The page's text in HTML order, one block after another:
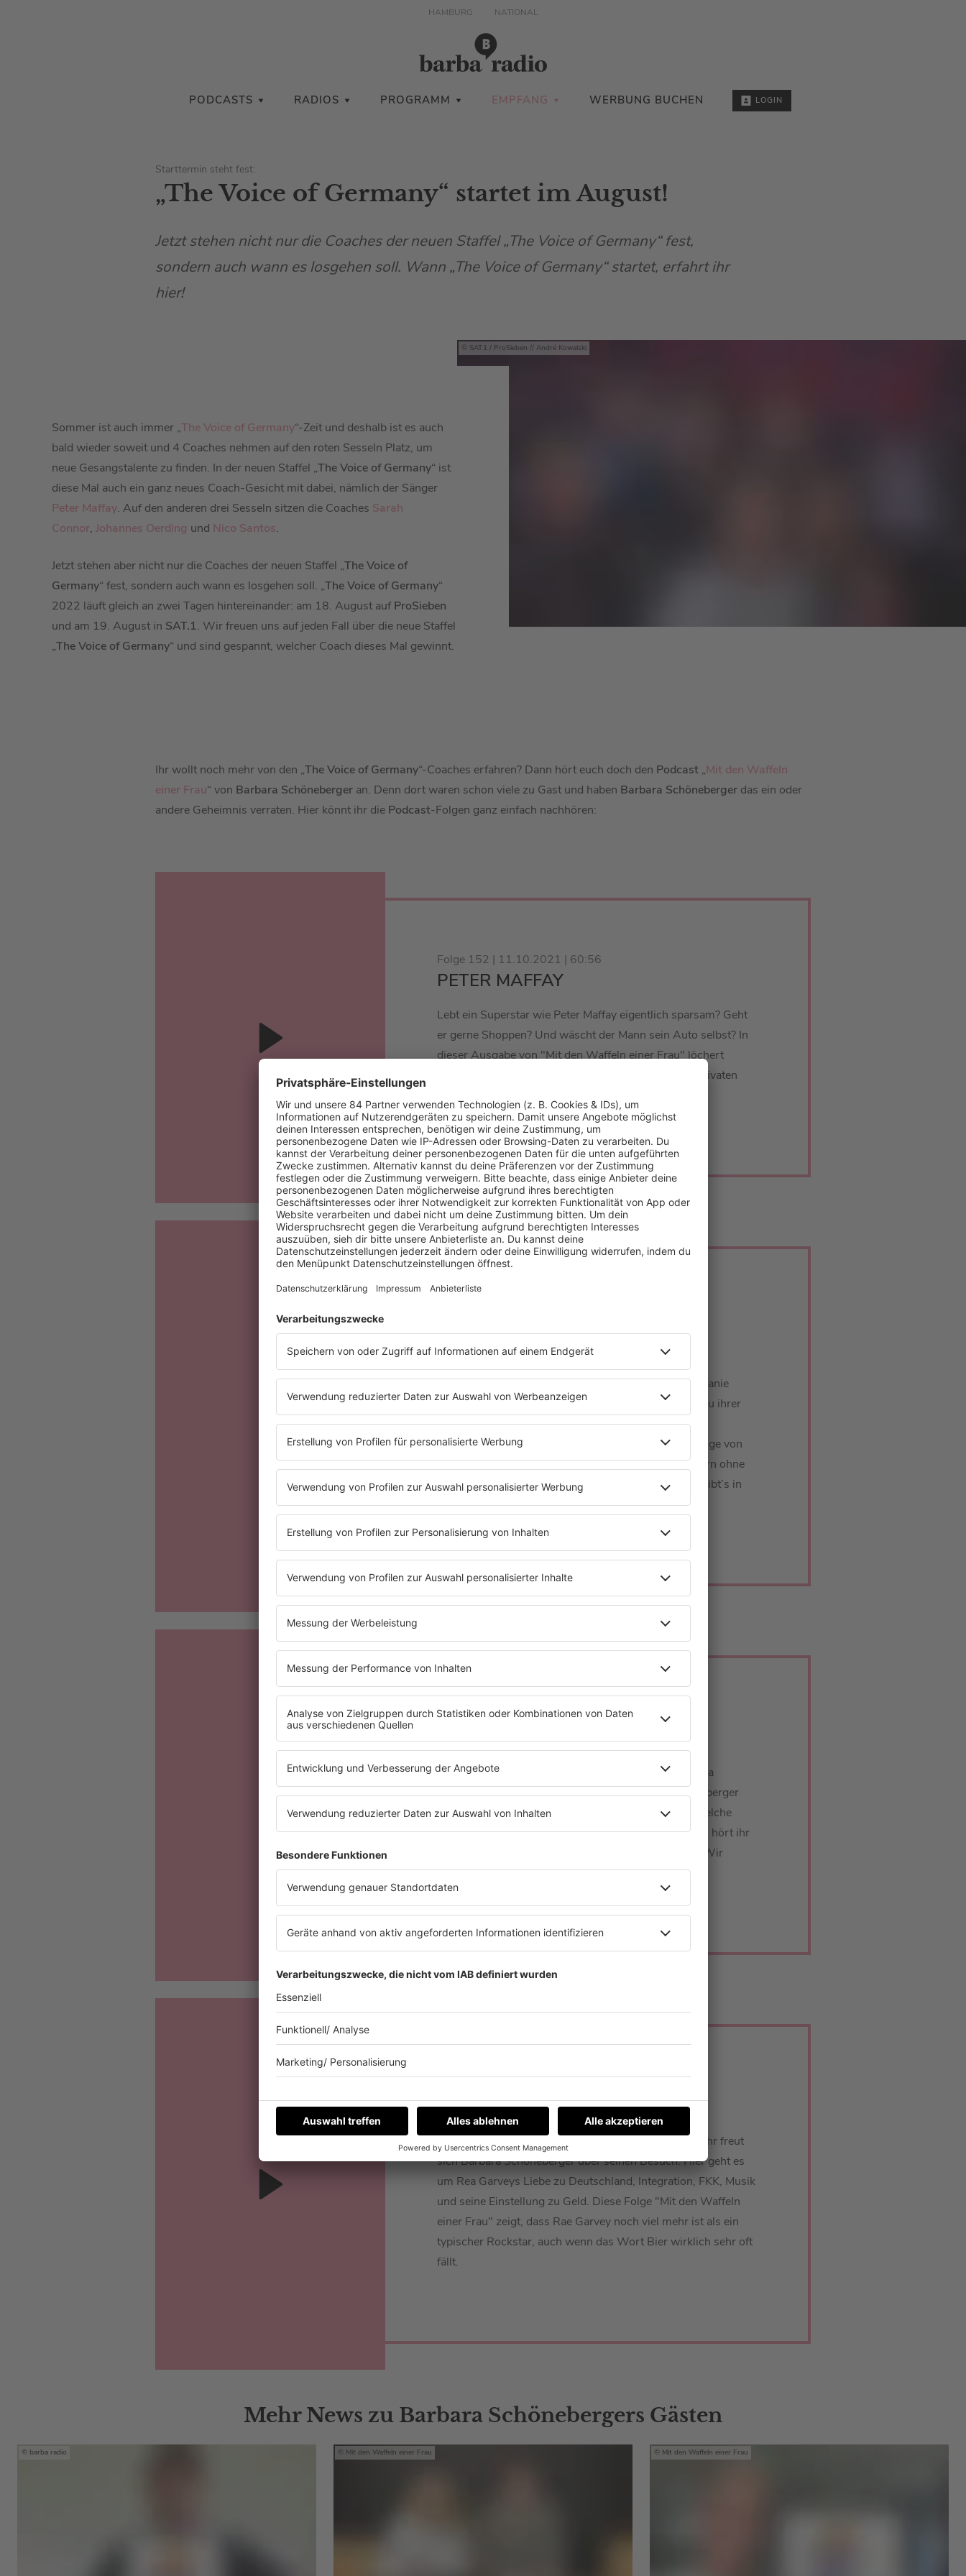
HAMBURG NATIONAL
PODCASTS RADIOS PROGRAMM EMPFANG WERBUNG BUCHEN LOGIN
Starttermin steht fest:
„The Voice of Germany“ startet im August!
Jetzt stehen nicht nur die Coaches der neuen Staffel „The Voice of Germany“ fest,
sondern auch wann es losgehen soll. Wann „The Voice of Germany“ startet, erfahrt ihr
hier!
SAT.1 / ProSieben // André Kowalski
Sommer ist auch immer „The Voice of Germany“-Zeit und deshalb ist es auch
bald wieder soweit und 4 Coaches nehmen auf den roten Sesseln Platz, um
neue Gesangstalente zu finden. In der neuen Staffel „The Voice of Germany“ ist
diese Mal auch ein ganz neues Coach-Gesicht mit dabei, nämlich der Sänger
Peter Maffay. Auf den anderen drei Sesseln sitzen die Coaches Sarah
Connor, Johannes Oerding und Nico Santos.
Jetzt stehen aber nicht nur die Coaches der neuen Staffel „The Voice of
Germany“ fest, sondern auch wann es losgehen soll. „The Voice of Germany“
2022 läuft gleich an zwei Tagen hintereinander: am 18. August aufProSieben
und am 19. August in SAT.1. Wir freuen uns auf jeden Fall über die neue Staffel
„The Voice of Germany“ und sind gespannt, welcher Coach dieses Mal gewinnt.
Ihr wollt noch mehr von den „The Voice of Germany“-Coaches erfahren? Dann hört euch doch den Podcast „Mit den Waffeln
einer Frau“ von Barbara Schöneberger an. Denn dort waren schon viele zu Gast und haben Barbara Schöneberger das ein oder
andere Geheimnis verraten. Hier könnt ihr die Podcast-Folgen ganz einfach nachhören:
Folge 152 | 11.10.2021 | 60:56
PETER MAFFAY
Lebt ein Superstar wie Peter Maffay eigentlich sparsam? Geht
er gerne Shoppen? Und wäscht der Mann sein Auto selbst? In
dieser Ausgabe von "Mit den Waffeln einer Frau" löchert
Barbara Schöneberger die Musiklegende mit vielen privaten
STEFANIE KLOSS
Schöneberger! Bei Barbara Schöneberger erzählt Stefanie
Kloß, wie sie mit ihrer Band Silbermond auf die Idee zu ihrer
„Wäbshow“ kamen. Gemeinsam schauen Barbara
Schöneberger und Stefanie Kloß zurück auf die Anfänge von
Silbermond und die Frontfrau verrät, warum sie ungern ohne
ihre Band irgendwo hingeht. All das und noch mehr gibt’s in
der neuen Folge von „Mit den Waffeln einer Frau“.
Folge 63 | 27.01.2020 | 50:14
MARK FORSTER
Sänger Mark Forster würde Palina Rojinski für Barbara
Schöneberger stehenlassen. Warum Barbara Schöneberger
und Mark Forster das perfekte Werbeduo sind und welche
Geheimnisse sich in Mark Forsters Handy verstecken, hört ihr
in der neuen Folge von „Mit den Waffeln einer Frau“. Wir
wünschen viel Spaß!
REA GARVEY
Sommerzeit ist Festivalzeit für Rae Garvey. Umso mehr freut
sich Barbara Schöneberger über seinen Besuch. Hier geht es
um Rea Garveys Liebe zu Deutschland, Integration, FKK, Musik
und seine Einstellung zu Geld. Diese Folge "Mit den Waffeln
einer Frau" zeigt, dass Rae Garvey noch viel mehr ist als ein
typischer Rockstar, auch wenn das Wort Bier wirklich sehr oft
fällt.
Mehr News zu Barbara Schönebergers Gästen
barba radio Mit den Waffeln einer Frau Mit den Waffeln einer Frau